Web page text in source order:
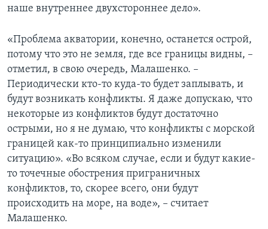
наше внутреннее двухстороннее дело».
«Проблема акватории, конечно, останется острой,
потому что это не земля, где все границы видны, –
отметил, в свою очередь, Малашенко. –
Периодически кто-то куда-то будет заплывать, и
будут возникать конфликты. Я даже допускаю, что
некоторые из конфликтов будут достаточно
острыми, но я не думаю, что конфликты с морской
границей как-то принципиально изменили
ситуацию». «Во всяком случае, если и будут какие-
то точечные обострения приграничных
конфликтов, то, скорее всего, они будут
происходить на море, на воде», – считает
Малашенко.